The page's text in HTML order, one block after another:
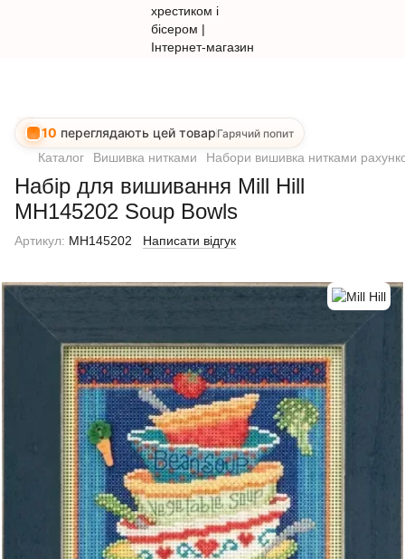
10 переглядають цей товар Гарячий попит
Каталог Вишивка нитками Набори вишивка нитками
Набір для вишивання Mill Hill
MH145202 Soup Bowls
Артикул: MH145202 Написати відгук